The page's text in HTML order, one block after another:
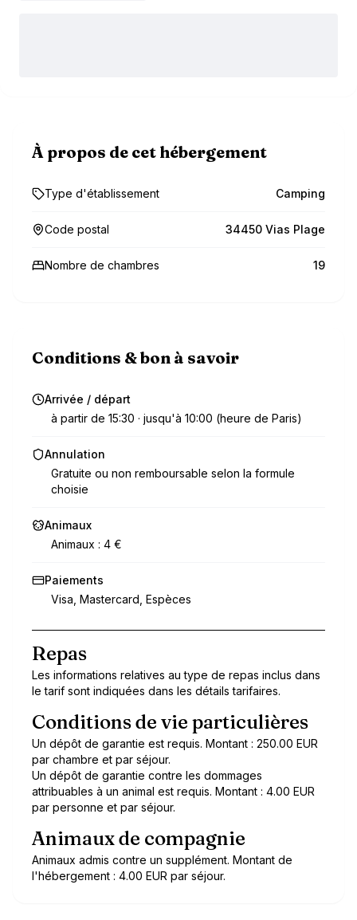
À propos de cet hébergement
Type d'établissement Camping
Code postal 34450 Vias Plage
Nombre de chambres 19
Conditions & bon à savoir
Arrivée / départ
à partir de 15:30 · jusqu'à 10:00 (heure de Paris)
Annulation
Gratuite ou non remboursable selon la formule
choisie
Animaux
Animaux : 4 €
Paiements
Visa, Mastercard, Espèces
Repas
Les informations relatives au type de repas inclus dans
le tarif sont indiquées dans les détails tarifaires.
Conditions de vie particulières
Un dépôt de garantie est requis. Montant : 250.00 EUR
par chambre et par séjour.
Un dépôt de garantie contre les dommages
attribuables à un animal est requis. Montant : 4.00 EUR
par personne et par séjour.
Animaux de compagnie
Animaux admis contre un supplément. Montant de
l'hébergement : 4.00 EUR par séjour.